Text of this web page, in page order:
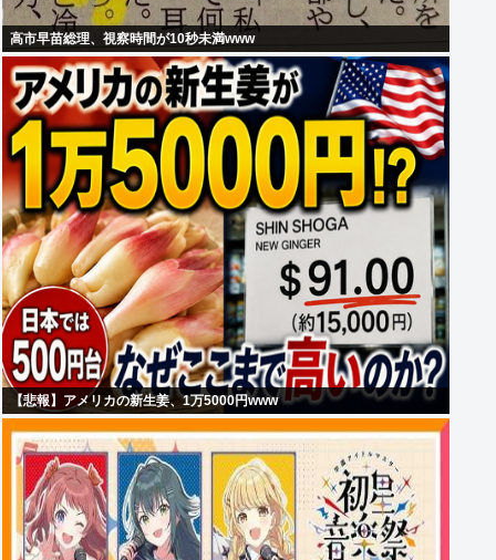
高市早苗総理、視察時間が10秒未満www
【悲報】アメリカの新生姜、1万5000円www